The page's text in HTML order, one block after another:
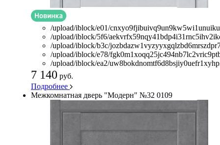
/upload/iblock/e01/
/upload/iblock/5f6/
/upload/iblock/b3c/
/upload/iblock/e78/
/upload/iblock/ea2/
7 140 руб.
Подробнее
Межкомнатная дверь "Модерн" №32 0109